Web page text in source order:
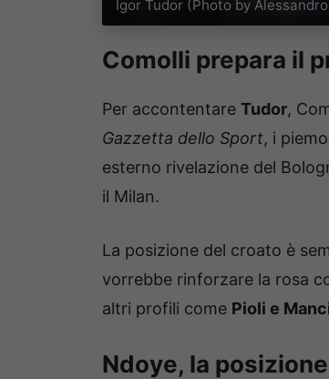
Igor Tudor (Photo by
Comolli prepara il
Per accontentare Tudor,
Gazzetta dello Sport, i
esterno rivelazione del
il Milan.
La posizione del croato è
vorrebbe rinforzare la rosa
altri profili come Pioli e
Ndoye, la